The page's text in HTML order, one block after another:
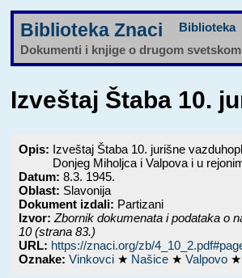
Biblioteka Znaci Biblioteka
Dokumenti i knjige o drugom
Izveštaj Štaba 10.
Opis: Izveštaj Štaba 10. jurišne
Donjeg Miholjca i Valpova i u
Datum:8.3. 1945.
Oblast: Slavonija
Dokument izdali: Partizani
Izvor: Zbornik dokumenata i podataka o
10 (strana 83.)
URL: https://znaci.org/zb/
Oznake:Vinkovci ★ Našice ★Valpovo ★